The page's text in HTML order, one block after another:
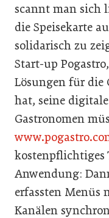
scannt man sich
die Speisekarte
solidarisch zu
Start-up
Lösungen für die
hat, seine
Gastronomen
kostenpflichtiges
Anwendung:
erfassten
Kanälen